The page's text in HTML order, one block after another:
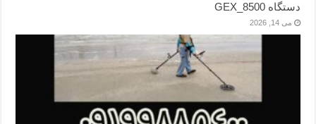
دستگاه GEX_8500
می 14, 2026